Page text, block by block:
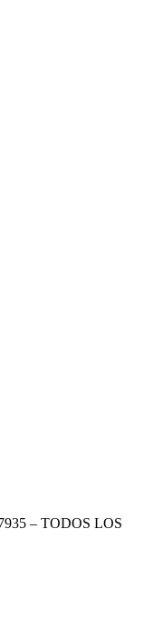
– TODOS LOS